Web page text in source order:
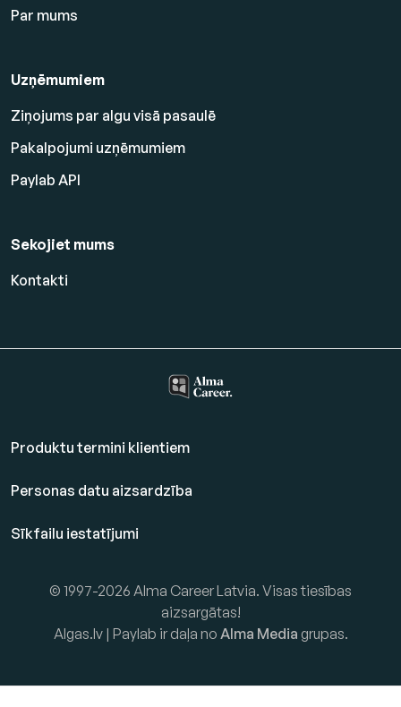
Par mums
Uzņēmumiem
Ziņojums par algu visā pasaulē
Pakalpojumi uzņēmumiem
Paylab API
Sekojiet mums
Kontakti
Produktu termini klientiem
Personas datu aizsardzība
Sīkfailu iestatījumi
© 1997-2026 Alma Career Latvia. Visas tiesības
aizsargātas!
Algas.lv | Paylab ir daļa no Alma Media grupas.